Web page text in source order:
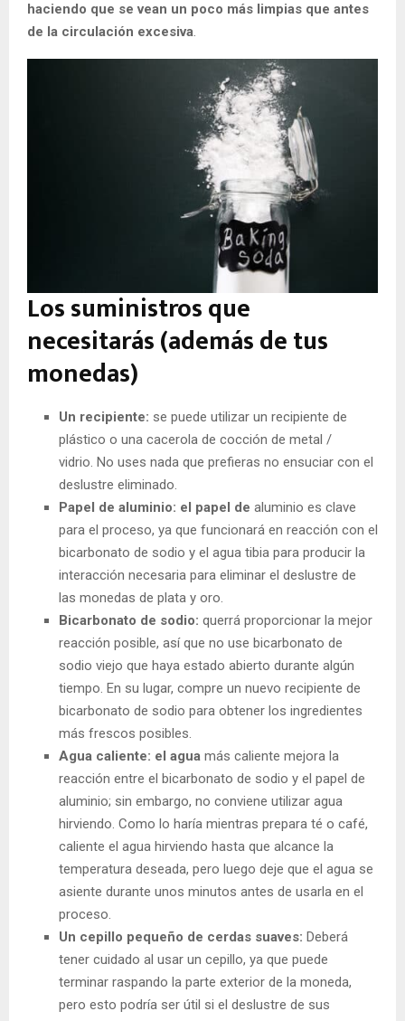
haciendo que se vean un poco más limpias que antes
de la circulación excesiva.
Los suministros que
necesitarás (además de tus
monedas)
Un recipiente: se puede utilizar un recipiente de
plástico o una cacerola de cocción de metal /
vidrio. No uses nada que prefieras no ensuciar con el
deslustre eliminado.
Papel de aluminio: el papel de aluminio es clave
para el proceso, ya que funcionará en reacción con el
bicarbonato de sodio y el agua tibia para producir la
interacción necesaria para eliminar el deslustre de
las monedas de plata y oro.
Bicarbonato de sodio: querrá proporcionar la mejor
reacción posible, así que no use bicarbonato de
sodio viejo que haya estado abierto durante algún
tiempo. En su lugar, compre un nuevo recipiente de
bicarbonato de sodio para obtener los ingredientes
más frescos posibles.
Agua caliente: el agua más caliente mejora la
reacción entre el bicarbonato de sodio y el papel de
aluminio; sin embargo, no conviene utilizar agua
hirviendo. Como lo haría mientras prepara té o café,
caliente el agua hirviendo hasta que alcance la
temperatura deseada, pero luego deje que el agua se
asiente durante unos minutos antes de usarla en el
proceso.
Un cepillo pequeño de cerdas suaves: Deberá
tener cuidado al usar un cepillo, ya que puede
terminar raspando la parte exterior de la moneda,
pero esto podría ser útil si el deslustre de sus